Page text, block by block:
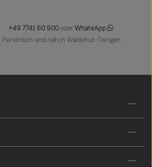
+49 7741 60 900 oder WhatsApp
Persönlich und nah in Waldshut-Tiengen